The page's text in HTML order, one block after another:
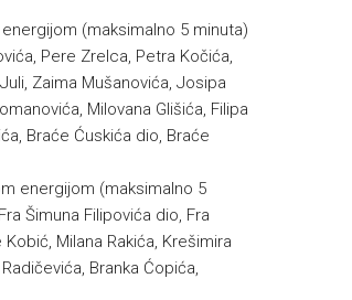
(maksimalno 5 minuta)
Pere Zrelca, Petra Kočića,
Zaima Mušanovića, Josipa
Milovana Glišića, Filipa
Braće Ćuskića dio, Braće
energijom (maksimalno 5
Šimuna Filipovića dio, Fra
Milana Rakića, Krešimira
Branka Ćopića,